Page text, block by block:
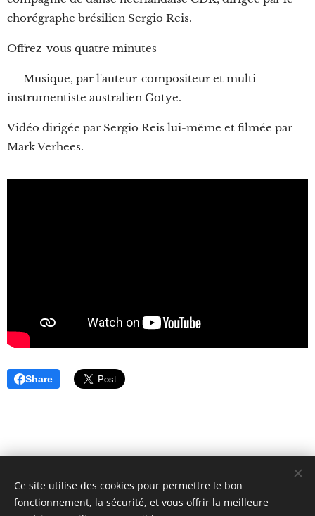
chorégraphe brésilien Sergio Reis.
Offrez-vous quatre minutes
🎧 Musique, par l'auteur-compositeur et multi-
instrumentiste australien Gotye.
Vidéo dirigée par Sergio Reis lui-même et filmée par
Mark Verhees.
Share
BLOOMTIME
9 RUE HUYSMANS, 75006 PARIS
Ce site utilise des cookies pour permettre le bon
fonctionnement, la sécurité, et vous offrir la meilleure